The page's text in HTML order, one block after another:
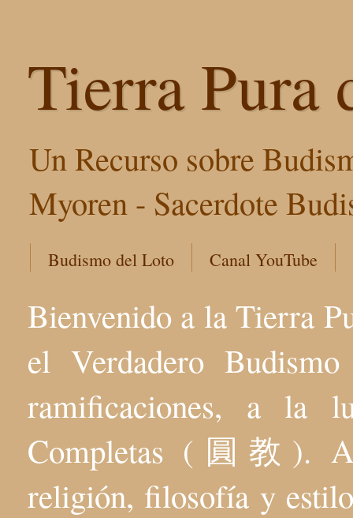
Tierra Pura
Un Recurso sobre
Myoren - Sacerdote
Budismo del Loto Canal YouTube
Bienvenido a la Tierra
el Verdadero
ramificaciones, a la
Completas (圓教).
religión, filosofía y